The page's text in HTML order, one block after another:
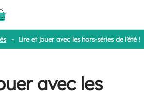
- Lire et jouer avec les hors-séries de l’été !
avec les